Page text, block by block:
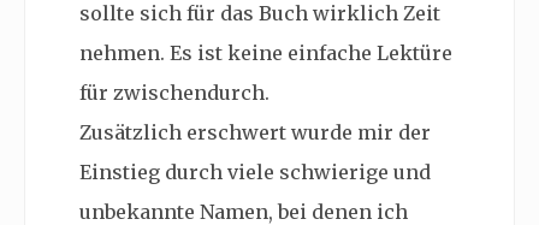
sollte sich für das Buch wirklich Zeit
nehmen. Es ist keine einfache Lektüre
für zwischendurch.
Zusätzlich erschwert wurde mir der
Einstieg durch viele schwierige und
unbekannte Namen, bei denen ich